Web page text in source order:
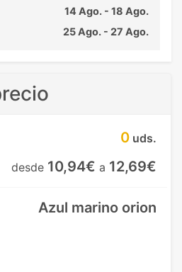
14 Ago. - 18 Ago.
25 Ago. - 27 Ago.
0 uds.
desde 10,94€ a 12,69€
Azul marino orion